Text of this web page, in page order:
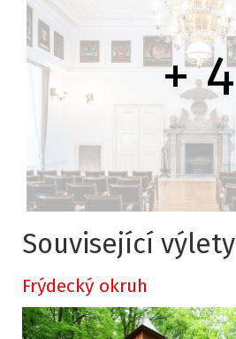
+ 4
Související výlety
Frýdecký okruh